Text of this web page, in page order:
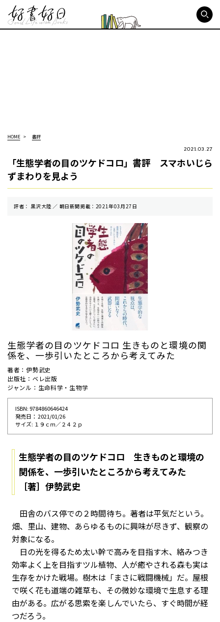
HOME 書評
2021.03.27
「生態学者の目のツケドコロ」書評 スマホいじら
ずまわりを見よう
評者： 黒沢大陸 ／ 朝⽇新聞掲載：2021年03月27日
生態学者の目のツケドコロ 生きものと環境の関
係を、一歩引いたところから考えてみた
著者：伊勢武史
出版社：ベレ出版
ジャンル：生命科学・生物学
ISBN: 9784860646424
発売⽇： 2021/01/26
サイズ: １９ｃｍ／２４２ｐ
生態学者の目のツケドコロ 生きものと環境の
関係を、一歩引いたところから考えてみた
［著］伊勢武史
田舎のバス停での２時間待ち。著者は平気だという。
畑、里山、建物、あらゆるものに興味が尽きず、観察の
対象になる。
日の光を得るため太い幹で高みを目指す木、絡みつき
効率よく上を目指すツル植物、人が癒やされる森も実は
生存をかけた戦場。樹木は「まさに戦闘機械」だ。屋根
で咲く花も道端の雑草も、その微妙な環境で生息する理
由がある。広がる思索を楽しんでいたら、すぐ時間が経
つだろう。